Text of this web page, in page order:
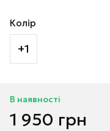
Колір
+1
В наявності
1 950 грн